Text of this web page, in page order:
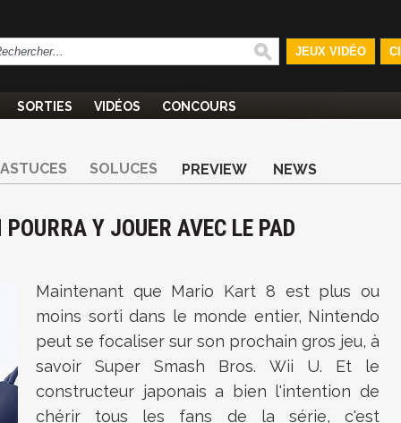
JEUX VIDÉO
SORTIES VIDÉOS CONCOURS
ASTUCES SOLUCES PREVIEW NEWS
Y JOUER AVEC LE PAD
Maintenant que Mario Kart 8 est plus ou
moins sorti dans le monde entier, Nintendo
peut se focaliser sur son prochain gros jeu, à
savoir Super Smash Bros. Wii U. Et le
constructeur japonais a bien l'intention de
chérir tous les fans de la série, c'est